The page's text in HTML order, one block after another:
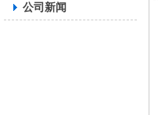
公司新闻